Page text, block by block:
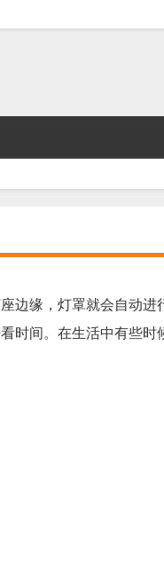
边缘，灯罩就会自动进
时间。在生活中有些时